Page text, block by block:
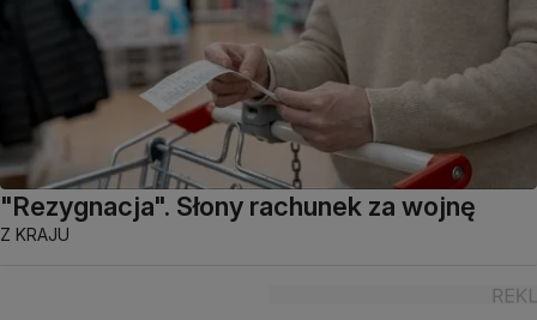
"Rezygnacja". Słony rachunek za wojnę
Z KRAJU